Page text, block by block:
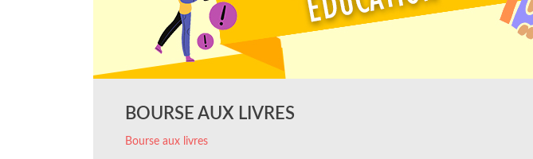
BOURSE AUX LIVRES
Bourse aux livres